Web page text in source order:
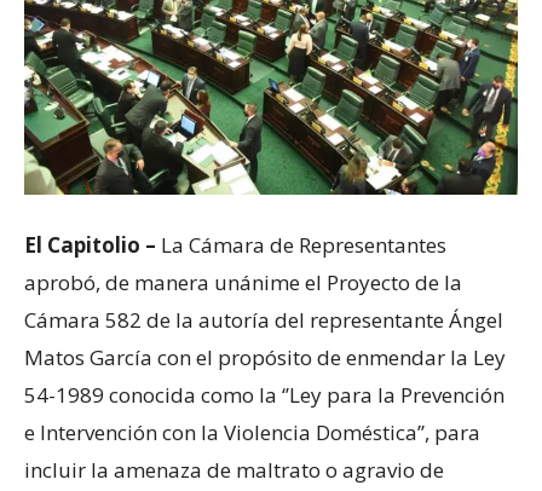
El Capitolio – La Cámara de Representantes
aprobó, de manera unánime el Proyecto de la
Cámara 582 de la autoría del representante Ángel
Matos García con el propósito de enmendar la Ley
54-1989 conocida como la ‘’Ley para la Prevención
e Intervención con la Violencia Doméstica’’, para
incluir la amenaza de maltrato o agravio de